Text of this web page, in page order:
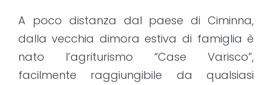
A poco distanza dal paese di Ciminna,
dalla vecchia dimora estiva di famiglia è
nato l’agriturismo “Case Varisco”,
facilmente raggiungibile da qualsiasi